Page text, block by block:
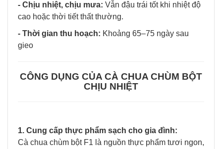
- Chịu nhiệt, chịu mưa: Vẫn đậu trái tốt khi nhiệt độ
cao hoặc thời tiết thất thường.
- Thời gian thu hoạch: Khoảng 65–75 ngày sau
gieo
CÔNG DỤNG CỦA CÀ CHUA CHÙM BỘT
CHỊU NHIỆT
1. Cung cấp thực phẩm sạch cho gia đình:
Cà chua chùm bột F1 là nguồn thực phẩm tươi ngon,